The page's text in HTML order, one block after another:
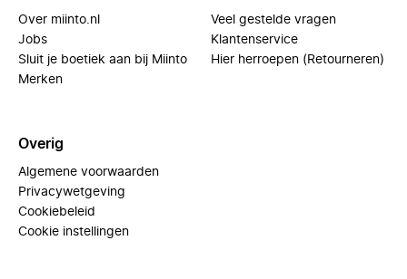
Over miinto.nl
Jobs
Sluit je boetiek aan bij Miinto
Merken
Veel gestelde vragen
Klantenservice
Hier herroepen (Retourneren)
Overig
Algemene voorwaarden
Privacywetgeving
Cookiebeleid
Cookie instellingen